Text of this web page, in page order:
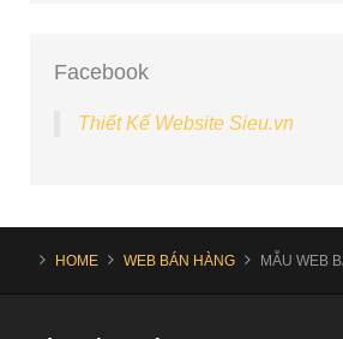
Facebook
Thiết Kế Website Sieu.vn
HOME WEB BÁN HÀNG MẪU WEB